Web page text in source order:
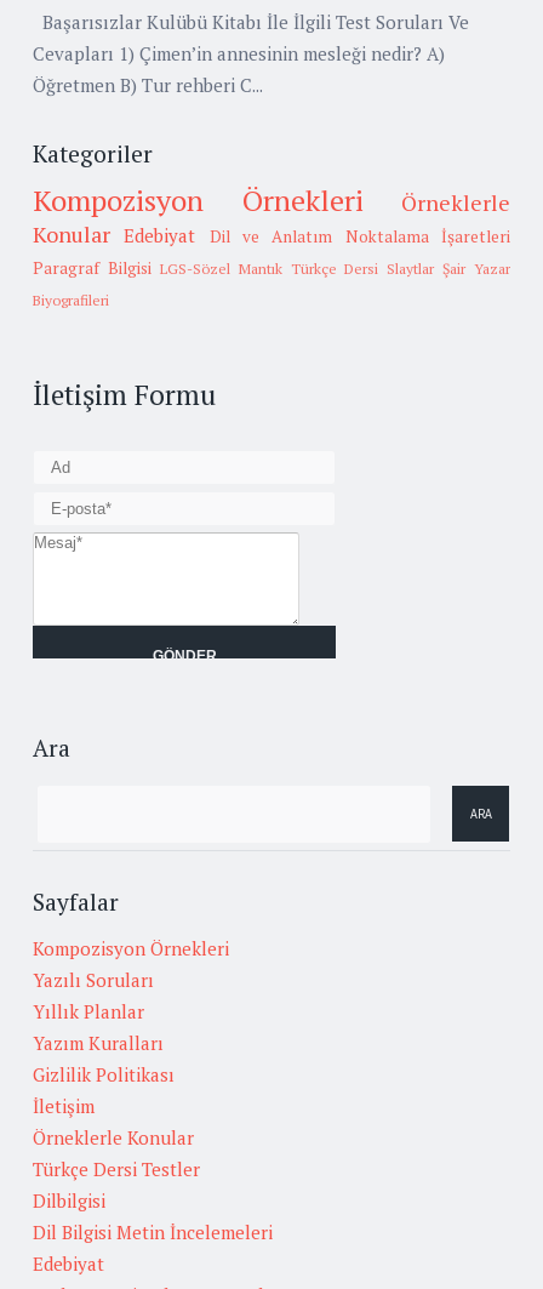
Başarısızlar Kulübü Kitabı İle İlgili Test Soruları Ve
Cevapları 1) Çimen’in annesinin mesleği nedir? A)
Öğretmen B) Tur rehberi C...
Kategoriler
Kompozisyon Örnekleri
Örneklerle
Konular Edebiyat Dil ve Anlatım
Noktalama İşaretleri
Paragraf Bilgisi LGS-Sözel Mantık Türkçe Dersi Slaytlar Şair Yazar
Biyografileri
İletişim Formu
Ara
Sayfalar
Kompozisyon Örnekleri
Yazılı Soruları
Yıllık Planlar
Yazım Kuralları
Gizlilik Politikası
İletişim
Örneklerle Konular
Türkçe Dersi Testler
Dilbilgisi
Dil Bilgisi Metin İncelemeleri
Edebiyat